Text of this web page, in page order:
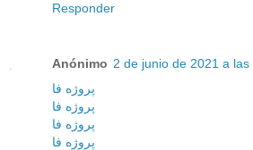
Responder
Anónimo 2 de junio de 2021 a las
پروژه فا
پروژه فا
پروژه فا
پروژه فا